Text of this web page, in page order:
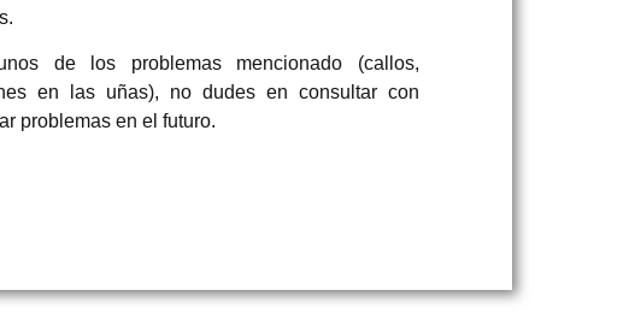
de los problemas mencionado (callos,
en las uñas), no dudes en consultar con
problemas en el futuro.